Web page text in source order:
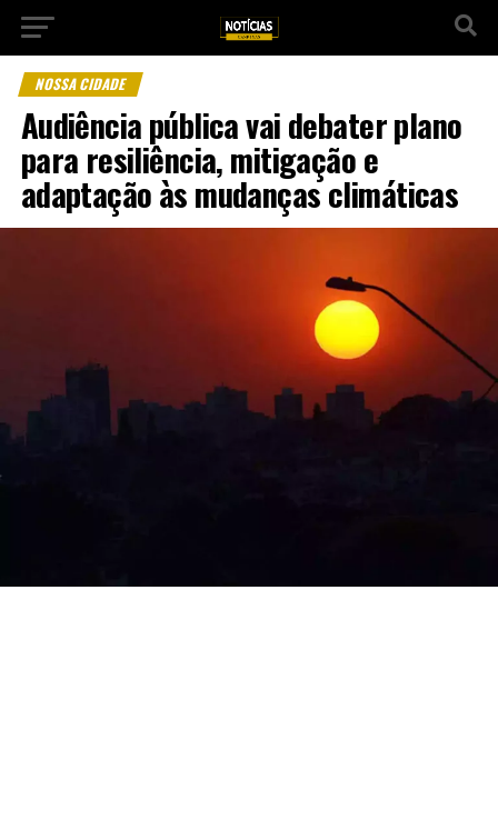
NOSSA CIDADE
Audiência pública vai debater plano
para resiliência, mitigação e
adaptação às mudanças climáticas